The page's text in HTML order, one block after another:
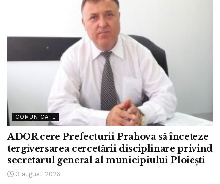
COMUNICATE
ADOR cere Prefecturii Prahova să înceteze
tergiversarea cercetării disciplinare privind
secretarul general al municipiului Ploiești
3 august 2026